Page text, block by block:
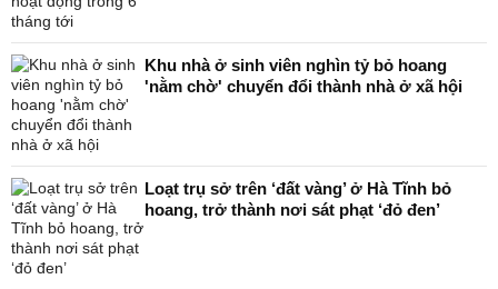
Khu nhà ở sinh viên nghìn tỷ bỏ hoang
'nằm chờ' chuyển đổi thành nhà ở xã hội
Loạt trụ sở trên ‘đất vàng’ ở Hà Tĩnh bỏ
hoang, trở thành nơi sát phạt ‘đỏ đen’